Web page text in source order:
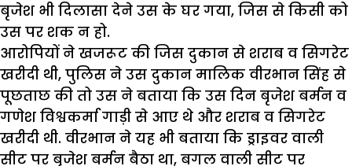
बृजेश भी दिलासा देने उस के घर गया, जिस से किसी को
उस पर शक न हो.
आरोपियों ने खजरूट की जिस दुकान से शराब व सिगरेट
खरीदी थी, पुलिस ने उस दुकान मालिक वीरभान सिंह से
पूछताछ की तो उस ने बताया कि उस दिन बृजेश बर्मन व
गणेश विश्वकर्मा गाड़ी से आए थे और शराब व सिगरेट
खरीदी थी. वीरभान ने यह भी बताया कि ड्राइवर वाली
सीट पर बृजेश बर्मन बैठा था, बगल वाली सीट पर